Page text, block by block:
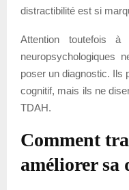
distractibilité est si
Attention toutefois
neuropsychologiques
poser un diagnostic. Ils
cognitif, mais ils ne
TDAH.
Comment
améliorer sa